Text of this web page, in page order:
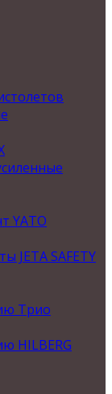
YATO
JETA SAFETY
Трио
HILBERG